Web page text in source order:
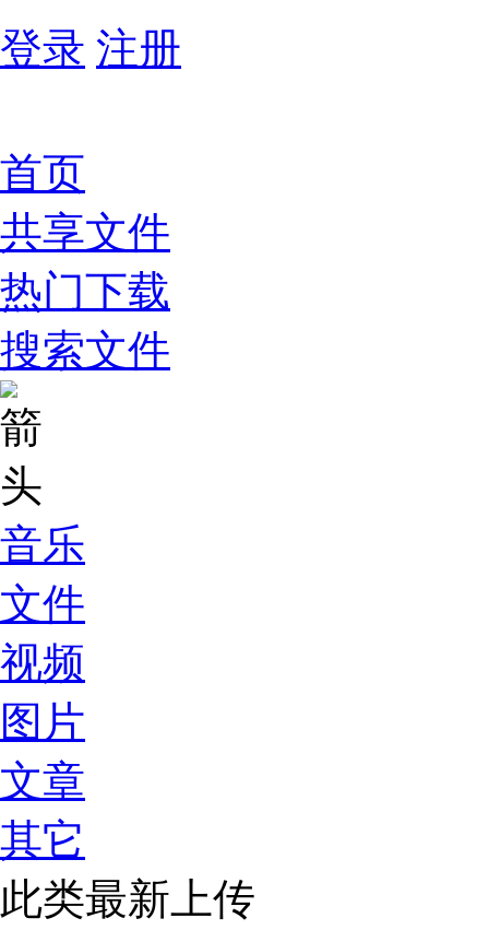
登录 注册
首页
共享文件
热门下载
搜索文件
音乐
文件
视频
图片
文章
其它
此类最新上传